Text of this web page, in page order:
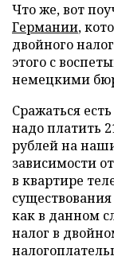
Что же, вот
Германии,
двойного
этого с
немецкими
Сражаться
надо платить
рублей на
зависимости
в квартире
как в данном
налог в